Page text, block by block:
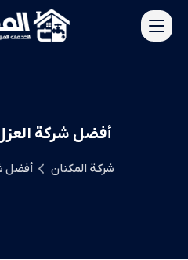
أفضل شركة
شركة المكنان أفضل